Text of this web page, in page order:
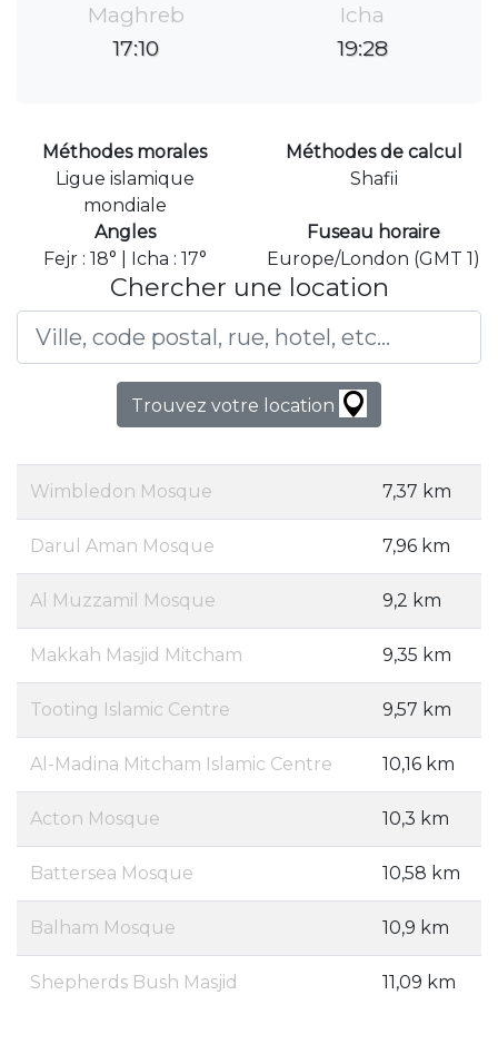
Maghreb
17:10
Icha
19:28
Méthodes morales
Ligue islamique
mondiale
Méthodes de calcul
Shafii
Angles
Fejr : 18° | Icha : 17°
Fuseau horaire
Europe/London (GMT 1)
Chercher une location
Trouvez votre location
Wimbledon Mosque 7,37 km
Darul Aman Mosque 7,96 km
Al Muzzamil Mosque 9,2 km
Makkah Masjid Mitcham 9,35 km
Tooting Islamic Centre 9,57 km
Al-Madina Mitcham Islamic Centre 10,16 km
Acton Mosque 10,3 km
Battersea Mosque 10,58 km
Balham Mosque 10,9 km
Shepherds Bush Masjid 11,09 km